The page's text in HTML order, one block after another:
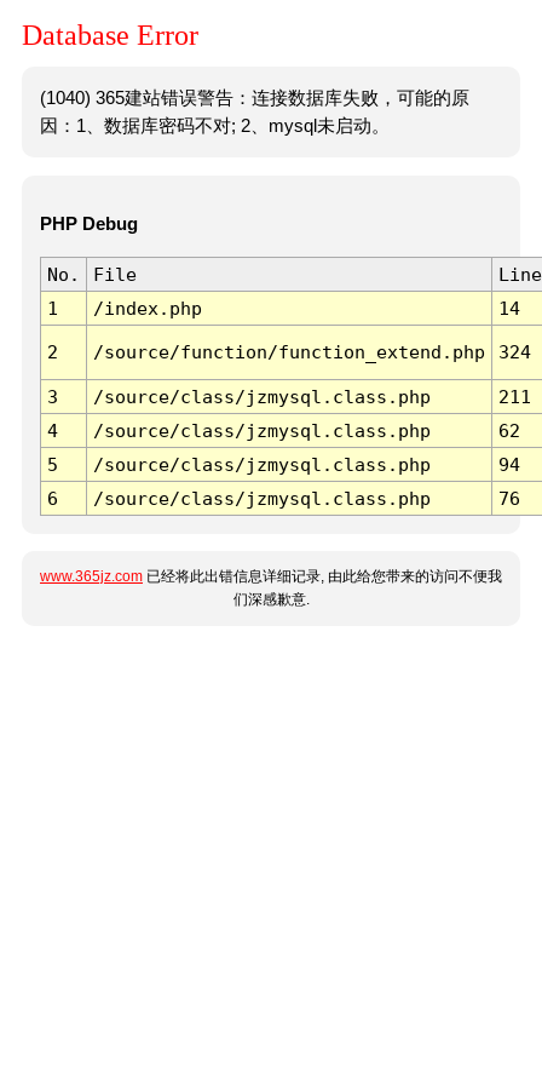
Database Error
(1040) 365建站错误警告：连接数据库失败，可能的原
因：1、数据库密码不对; 2、mysql未启动。
PHP Debug
No. File
Line
1
/index.php 14
2 /source/function/function_extend.php 324
3 /source/class/jzmysql.class.php
211
4
/source/class/jzmysql.class.php
62
5
/source/class/jzmysql.class.php
94
6
/source/class/jzmysql.class.php 76
www.365jz.com 已经将此出错信息详细记录, 由此给您带来的访问不便我
们深感歉意.